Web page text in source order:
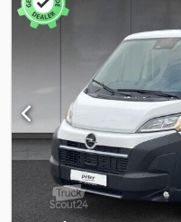
automatisch
zitplaatsen:
,
, Uitrusting:ABS,
airconditioning,
geluidsniveau,
na succesvolle
ons op! Onder voorbehoud
Wielbasis 3750 mm,
brandstoftank 86 l, digitale
aansluiting
omtrekverlichting op de
statisch, accu opgeladen,